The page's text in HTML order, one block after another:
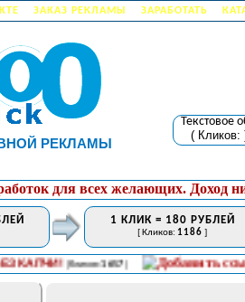
ЗАКАЗ РЕКЛАМЫ ЗАРАБОТАТЬ
РЕКЛАМЫ
Текстовое
( Кликов:
для всех желающих. Доход
1 КЛИК = 180 РУБЛЕЙ
[ Кликов: 1186 ]
[ Кликов:1657]